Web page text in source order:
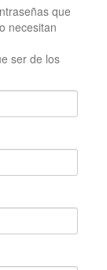
que
necesitan
ser de los